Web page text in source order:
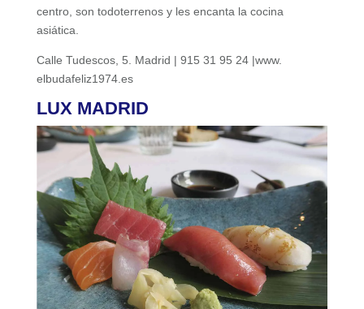
centro, son todoterrenos y les encanta la cocina
asiática.
Calle Tudescos, 5. Madrid | 915 31 95 24 |www.
elbudafeliz1974.es
LUX MADRID